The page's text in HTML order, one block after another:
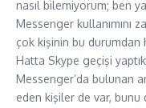
nasıl bilemiyorum; ben
Messenger kullanımını
çok kişinin bu durumdan
Hatta Skype geçişi
Messenger’da bulunan
eden kişiler de var,